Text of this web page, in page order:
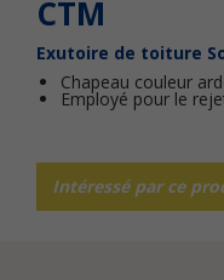
CTM
Exutoire de toiture
Chapeau couleur
Employé pour le
Intéressé par ce